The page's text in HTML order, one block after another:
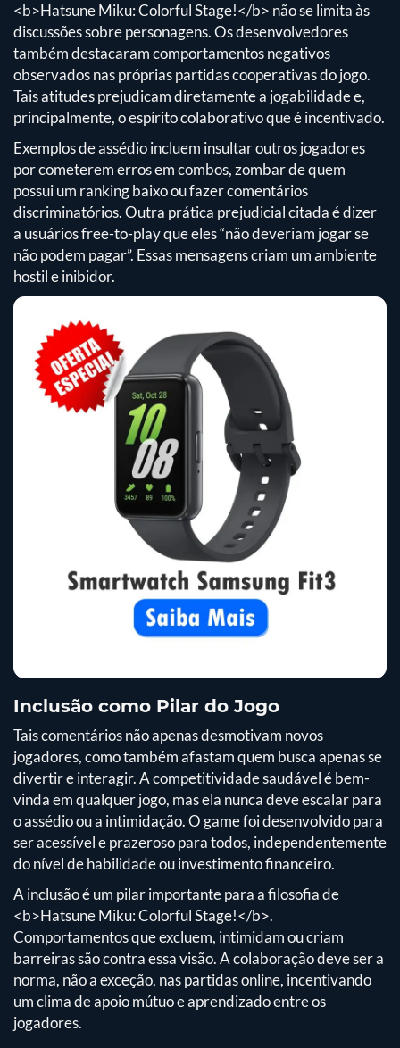
<b>Hatsune Miku: Colorful Stage!</b> não se limita às
discussões sobre personagens. Os desenvolvedores
também destacaram comportamentos negativos
observados nas próprias partidas cooperativas do jogo.
Tais atitudes prejudicam diretamente a jogabilidade e,
principalmente, o espírito colaborativo que é incentivado.
Exemplos de assédio incluem insultar outros jogadores
por cometerem erros em combos, zombar de quem
possui um ranking baixo ou fazer comentários
discriminatórios. Outra prática prejudicial citada é dizer
a usuários free-to-play que eles “não deveriam jogar se
não podem pagar”. Essas mensagens criam um ambiente
hostil e inibidor.
Inclusão como Pilar do Jogo
Tais comentários não apenas desmotivam novos
jogadores, como também afastam quem busca apenas se
divertir e interagir. A competitividade saudável é bem-
vinda em qualquer jogo, mas ela nunca deve escalar para
o assédio ou a intimidação. O game foi desenvolvido para
ser acessível e prazeroso para todos, independentemente
do nível de habilidade ou investimento financeiro.
A inclusão é um pilar importante para a filosofia de
<b>Hatsune Miku: Colorful Stage!</b>.
Comportamentos que excluem, intimidam ou criam
barreiras são contra essa visão. A colaboração deve ser a
norma, não a exceção, nas partidas online, incentivando
um clima de apoio mútuo e aprendizado entre os
jogadores.